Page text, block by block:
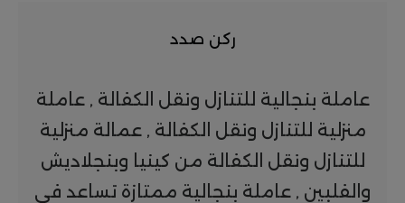
ركن صدد
عاملة بنجالية للتنازل ونقل الكفالة , عاملة
منزلية للتنازل ونقل الكفالة , عمالة منزلية
للتنازل ونقل الكفالة من كينيا وبنجلاديش
والفلبين , عاملة بنجالية ممتازة تساعد فى